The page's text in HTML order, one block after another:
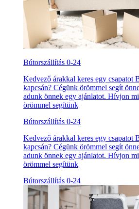
Bútorszállítás 0-24
Kedvező árakkal keres egy csapatot
kapcsán? Cégünk örömmel segít
adunk önnek egy ajánlatot. Hívjon
örömmel segítünk
Bútorszállítás 0-24
Kedvező árakkal keres egy csapatot
kapcsán? Cégünk örömmel segít
adunk önnek egy ajánlatot. Hívjon
örömmel segítünk
Bútorszállítás 0-24